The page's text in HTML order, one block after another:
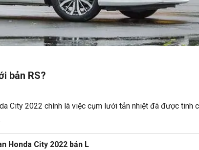
bản RS?
City 2022 chính là việc cụm lưới tản nhiệt đã được tinh
Honda City 2022 bản L